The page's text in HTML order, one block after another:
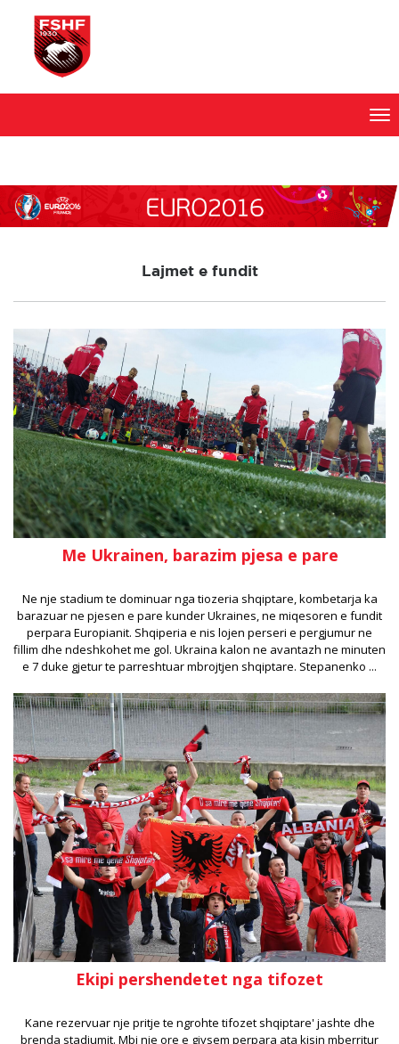
Lajmet e fundit
Me Ukrainen, barazim pjesa e pare
Ne nje stadium te dominuar nga tiozeria shqiptare, kombetarja ka
barazuar ne pjesen e pare kunder Ukraines, ne miqesoren e fundit
perpara Europianit. Shqiperia e nis lojen perseri e pergjumur ne
fillim dhe ndeshkohet me gol. Ukraina kalon ne avantazh ne minuten
e 7 duke gjetur te parreshtuar mbrojtjen shqiptare. Stepanenko ...
Ekipi pershendetet nga tifozet
Kane rezervuar nje pritje te ngrohte tifozet shqiptare' jashte dhe
brenda stadiumit. Mbi nje ore e gjysem perpara ata kisin mberritur